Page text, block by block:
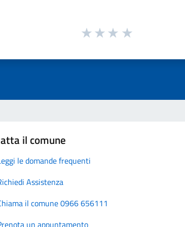
il comune
le domande frequenti
Assistenza
il comune 0966 656111
un appuntamento